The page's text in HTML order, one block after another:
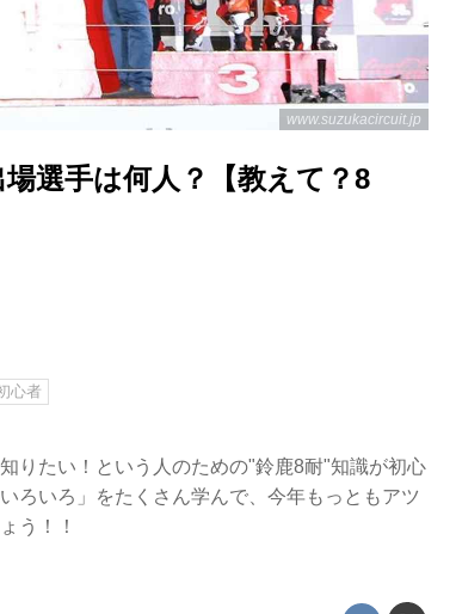
www.suzukacircuit.jp
選手は何人？【教えて？8
心者
りたい！という人のための"鈴鹿8耐"知識が初心
ろいろ」をたくさん学んで、今年もっともアツ
う！！